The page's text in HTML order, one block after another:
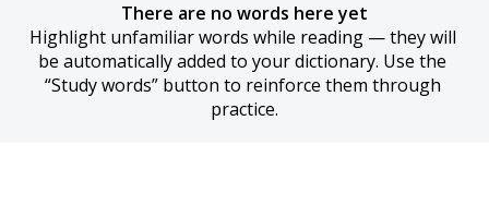
There are no words here yet
Highlight unfamiliar words while reading — they will
be automatically added to your dictionary. Use the
“Study words” button to reinforce them through
practice.